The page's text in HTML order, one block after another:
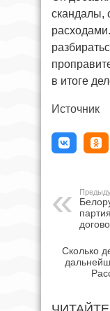
скандалы,
в итоге
Источник
Сколько